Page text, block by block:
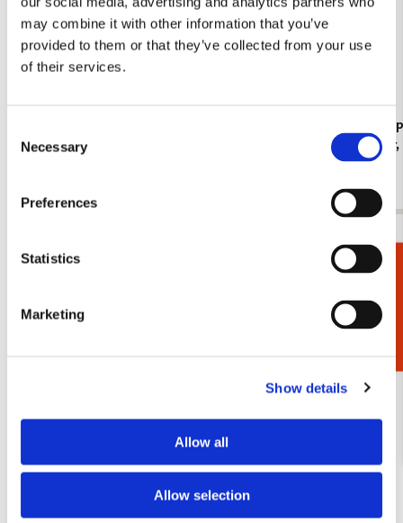
may combine it with other information that you’ve
provided to them or that they’ve collected from your use
of their services.
Selection
Necessary
Preferences
Statistics
Marketing
Show details
Allow all
Allow selection
Theater? Charlotte Salomon, JHM
Jan
aan
verlanglijst
Cadeaukiezer